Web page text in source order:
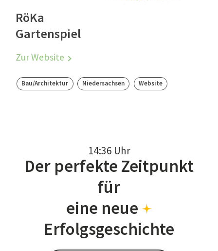
RöKa
Gartenspiel
Zur Website
Bau/Architektur Niedersachsen Website
14:36 Uhr
Der perfekte Zeitpunkt
für
eine neue
Erfolgsgeschichte